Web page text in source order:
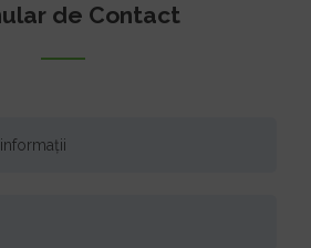
de Contact